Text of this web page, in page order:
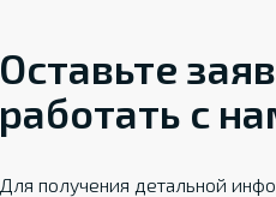
Оставьте
работать с
Для получения детальной